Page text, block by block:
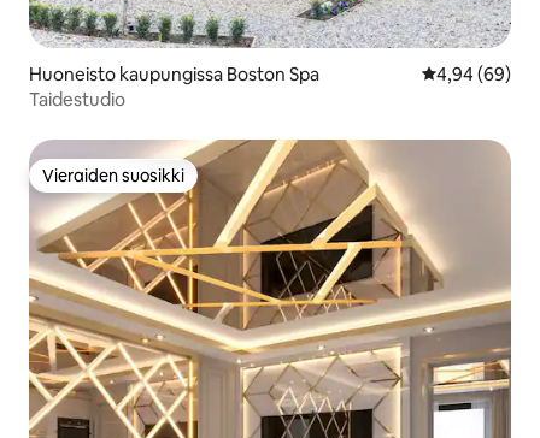
Huoneisto kaupungissa Boston Spa
4,94 (69)
Taidestudio
Vieraiden suosikki
Vieraiden suosikki